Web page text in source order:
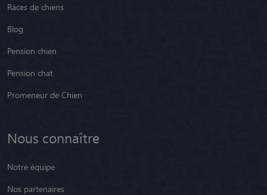
Races de chiens
Blog
Pension chien
Pension chat
Promeneur de Chien
Nous connaître
Notre équipe
Nos partenaires